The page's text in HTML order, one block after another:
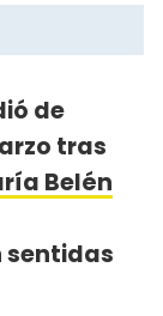
de
tras
Belén
sentidas